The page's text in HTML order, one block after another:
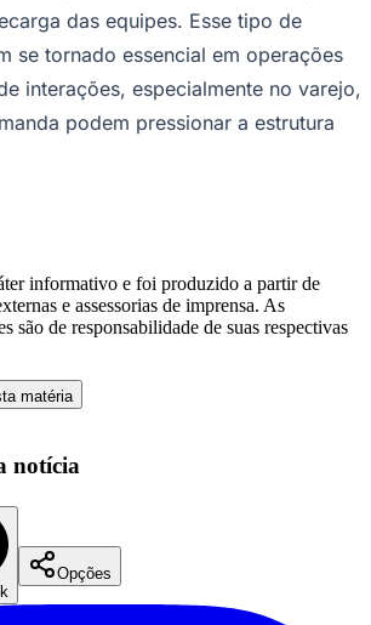
das equipes. Esse tipo de
se tornado essencial em operações
interações, especialmente no varejo,
podem pressionar a estrutura
informativo e foi produzido a partir de
e assessorias de imprensa. As
são de responsabilidade de suas respectivas
matéria
notícia
Opções